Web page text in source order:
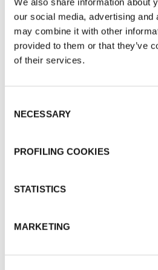
our social media, advertising and
may combine it with other
provided to them or that they’ve
of their services.
Selection
NECESSARY
PROFILING COOKIES
STATISTICS
MARKETING
Certificate - POL
INFORMACJI NA
SKONTAKTUJ